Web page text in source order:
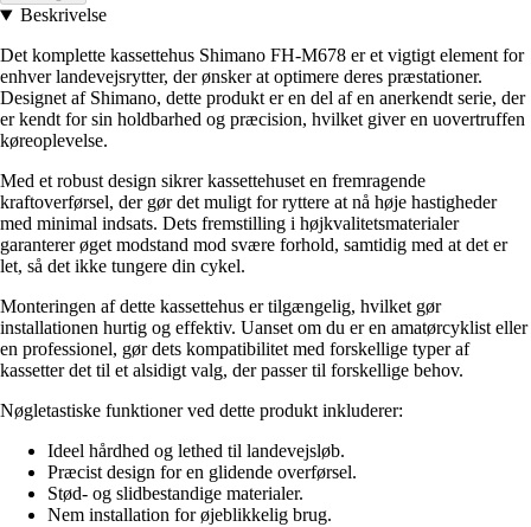
Beskrivelse
Det komplette kassettehus Shimano FH-M678 er et vigtigt element for
enhver landevejsrytter, der ønsker at optimere deres præstationer.
Designet af Shimano, dette produkt er en del af en anerkendt serie, der
er kendt for sin holdbarhed og præcision, hvilket giver en uovertruffen
køreoplevelse.
Med et robust design sikrer kassettehuset en fremragende
kraftoverførsel, der gør det muligt for ryttere at nå høje hastigheder
med minimal indsats. Dets fremstilling i højkvalitetsmaterialer
garanterer øget modstand mod svære forhold, samtidig med at det er
let, så det ikke tungere din cykel.
Monteringen af dette kassettehus er tilgængelig, hvilket gør
installationen hurtig og effektiv. Uanset om du er en amatørcyklist eller
en professionel, gør dets kompatibilitet med forskellige typer af
kassetter det til et alsidigt valg, der passer til forskellige behov.
Nøgletastiske funktioner ved dette produkt inkluderer:
Ideel hårdhed og lethed til landevejsløb.
Præcist design for en glidende overførsel.
Stød- og slidbestandige materialer.
Nem installation for øjeblikkelig brug.